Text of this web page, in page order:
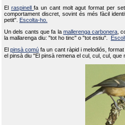
El raspinellfa un cant molt agut format per
comportament discret, sovint és més fàcil
petit".
Escolta-ho.
Un dels cants que fa la mallerenga carbonera ,
la mallarenga diu: "tot ho tinc" o "tot estiu".
Elpinsà comú fa un cant ràpid i melodiós,
el pinsà diu "El pinsà remena el cul, cul, cul,